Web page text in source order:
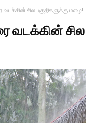
சில பகுதிகளுக்கு மழை!
வடக்கின் சில